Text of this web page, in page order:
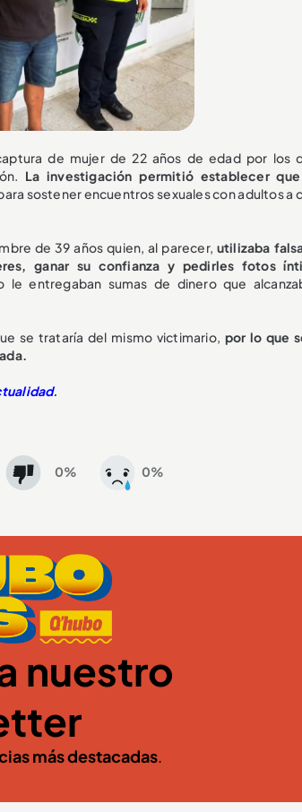
de mujer de 22 años de edad por los
La investigación permitió establecer
sostener encuentros sexuales con adultos a
de 39 años quien, al parecer, utilizaba
ganar su confianza y pedirles fotos
le entregaban sumas de dinero que
se trataría del mismo victimario, por lo que
.
0% 0%
nuestro
más destacadas.